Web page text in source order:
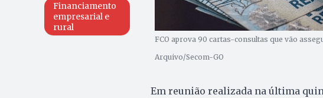
Financiamento
empresarial e
rural
FCO aprova 90 cartas-consultas que vão
Arquivo/Secom-GO
Em reunião realizada na última